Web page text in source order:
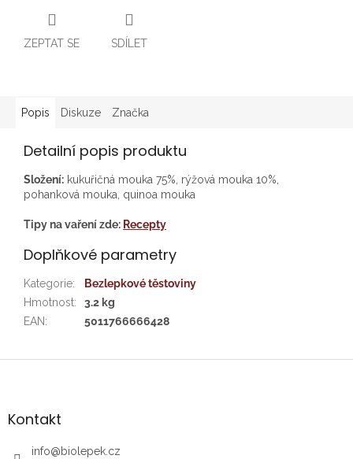
ZEPTAT SE SDÍLET
Popis Diskuze Značka
Detailní popis produktu
Složení: kukuřičná mouka 75%, rýžová mouka 10%,
pohanková mouka, quinoa mouka
Tipy na vaření zde: Recepty
Doplňkové parametry
Kategorie:
Bezlepkové těstoviny
Hmotnost:
3.2 kg
EAN: 5011766666428
Z
aKontakt
info@biolepek.cz